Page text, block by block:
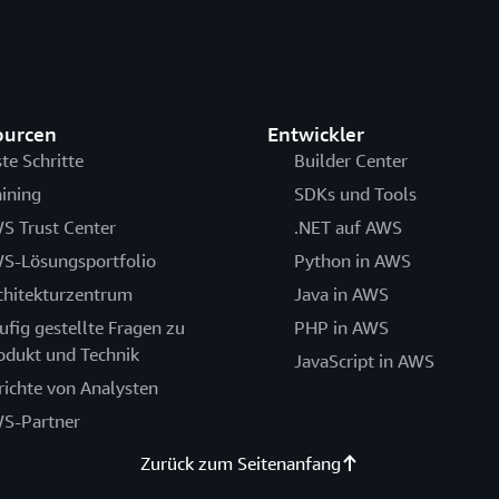
Schritte
Trust Center
Lösungsportfolio
gestellte Fragen zu
und Technik
von Analysten
Partner
Entwickler
Builder Center
SDKs und Tools
.NET auf AWS
Python in AWS
Java in AWS
PHP in AWS
JavaScript in AWS
Zurück zum Seitenanfang